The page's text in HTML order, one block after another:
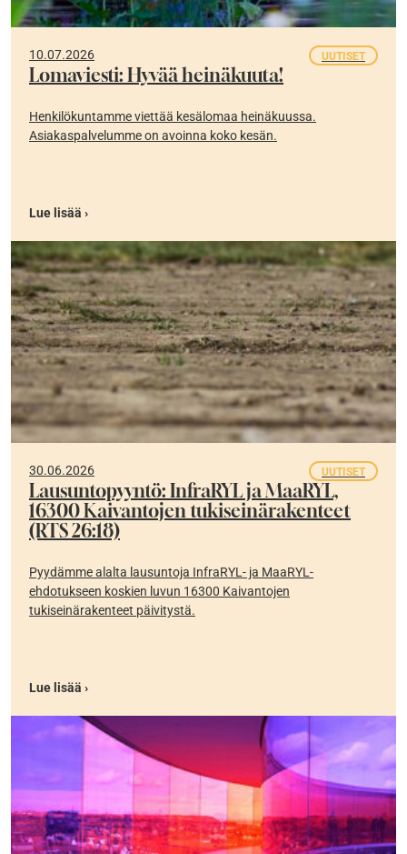
10.07.2026 UUTISET
Lomaviesti: Hyvää heinäkuuta!
Henkilökuntamme viettää kesälomaa heinäkuussa.
Asiakaspalvelumme on avoinna koko kesän.
Lue lisää ›
30.06.2026 UUTISET
Lausuntopyyntö: InfraRYL ja MaaRYL,
16300 Kaivantojen tukiseinärakenteet
(RTS 26:18)
Pyydämme alalta lausuntoja InfraRYL- ja MaaRYL-
ehdotukseen koskien luvun 16300 Kaivantojen
tukiseinärakenteet päivitystä.
Lue lisää ›